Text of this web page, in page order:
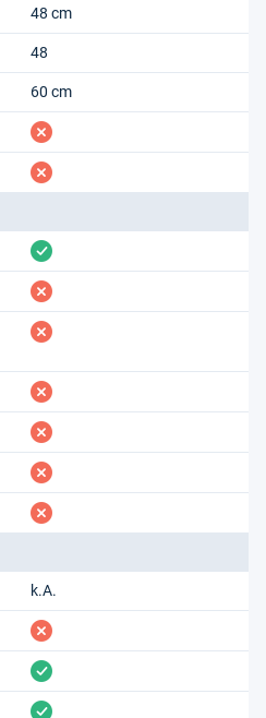
48 cm
48
60 cm
fehlt
fehlt
vorhanden
fehlt
fehlt
fehlt
fehlt
fehlt
fehlt
k.A.
fehlt
vorhanden
vorhanden